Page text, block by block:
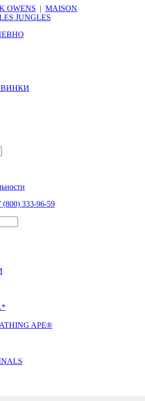
OWENS | MAISON
JUNGLES
(800) 333-96-59
APE®